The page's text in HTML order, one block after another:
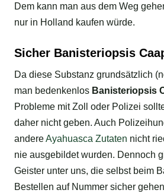
Dem kann man aus dem Weg
nur in Holland kaufen würde.
Sicher Banisteriopsis
Da diese Substanz grundsätzlich
man bedenkenlos Banisteriopsis
Probleme mit Zoll oder Polizei
daher nicht geben. Auch
andereAyahuasca Zutaten nicht
nie ausgebildet wurden. Dennoch
Geister unter uns, die selbst beim
Bestellen auf Nummer sicher